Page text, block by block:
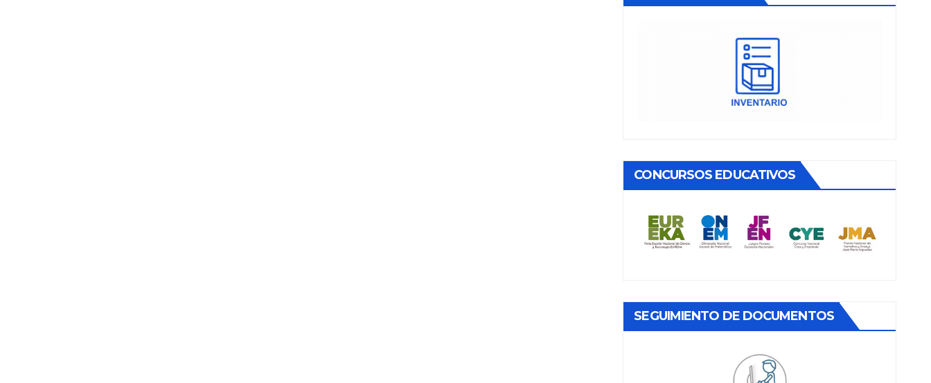
CONCURSOS EDUCATIVOS
SEGUIMIENTO DE DOCUMENTOS